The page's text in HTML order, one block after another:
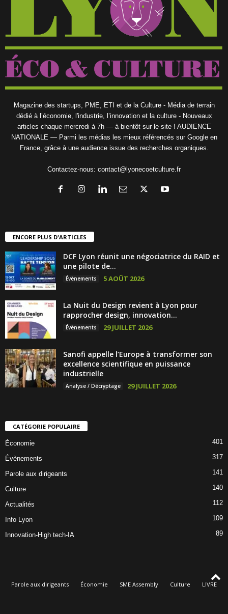
Magazine des startups, PME, ETI et de la Culture - Média de terrain
dédié à l’économie, l'industrie, l’innovation et la culture - Nouveaux
articles chaque mercredi à 7h — à bientôt sur le site ! AUDIENCE
NATIONALE — Parmi les médias les mieux référencés sur Google en
France, grâce à une audience issue des recherches organiques.
Contactez-nous: contact@lyonecoetculture.fr
ENCORE PLUS D'ARTICLES
DCF Lyon réunit une négociatrice du RAID et
une pilote de...
Évènements 5 AOÛT 2026
La Nuit du Design revient à Lyon pour
rapprocher design, innovation...
Évènements 29 JUILLET 2026
Sanofi appelle l’Europe à transformer son
excellence scientifique en puissance
industrielle
Analyse / Décryptage 29 JUILLET 2026
CATÉGORIE POPULAIRE
Économie 401
Évènements 317
Parole aux dirigeants 141
Culture 140
Actualités 112
Info Lyon 109
Innovation-High tech-IA 89
Parole aux dirigeants Économie SME Assembly Culture
LIVRE